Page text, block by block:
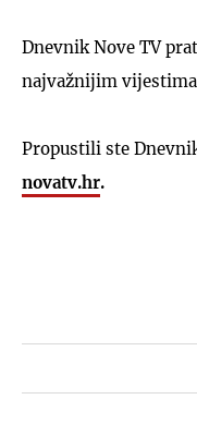
Dnevnik Nove TV
najvažnijim
Propustili ste
novatv.hr.